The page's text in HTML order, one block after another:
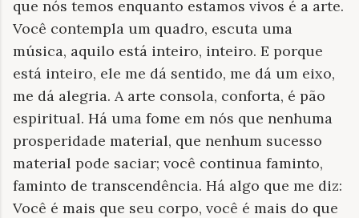
que nós temos enquanto estamos vivos é a arte.
Você contempla um quadro, escuta uma
música, aquilo está inteiro, inteiro. E porque
está inteiro, ele me dá sentido, me dá um eixo,
me dá alegria. A arte consola, conforta, é pão
espiritual. Há uma fome em nós que nenhuma
prosperidade material, que nenhum sucesso
material pode saciar; você continua faminto,
faminto de transcendência. Há algo que me diz:
Você é mais que seu corpo, você é mais do que